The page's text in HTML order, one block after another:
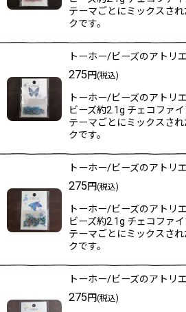
テーマごとにミックスさ
クです。
トーホー/ビーズのアトリ
275円(税込)
トーホー/ビーズのアトリ
ビーズ約2.1g チェコファ
テーマごとにミックスさ
クです。
トーホー/ビーズのアトリ
275円(税込)
トーホー/ビーズのアトリ
ビーズ約2.1g チェコファ
テーマごとにミックスさ
クです。
トーホー/ビーズのアトリ
275円(税込)